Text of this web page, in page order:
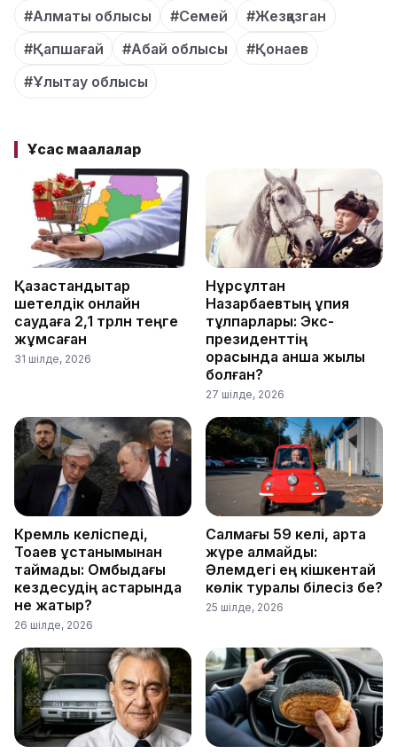
#Алматы облысы #Семей
#Жезқазган
#Қапшағай
#Абай облысы
#Қонаев
#Ұлытау облысы
Ұқсас мақалалар
Қазақстандықтар
шетелдік онлайн
саудаға 2,1 трлн теңге
жұмсаған
31 шілде, 2026
Нұрсұлтан
Назарбаевтың құпия
тұлпарлары: Экс-
президенттің
қорасында қанша жылқы
болған?
27 шілде, 2026
Кремль келіспеді,
Тоқаев ұстанымынан
таймады: Омбыдағы
кездесудің астарында
не жатыр?
26 шілде, 2026
Салмағы 59 келі, артқа
жүре алмайды:
Әлемдегі ең кішкентай
көлік туралы білесіз бе?
25 шілде, 2026